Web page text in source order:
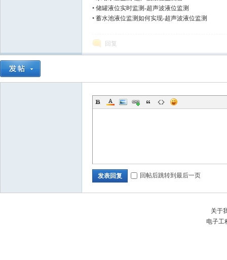
• 储罐液位实时监测-超声波液位监测
• 蓄水池液位监测如何实现-超声波液位监测
回复
发表回复 回帖后跳转到最后一页
关于
电子工